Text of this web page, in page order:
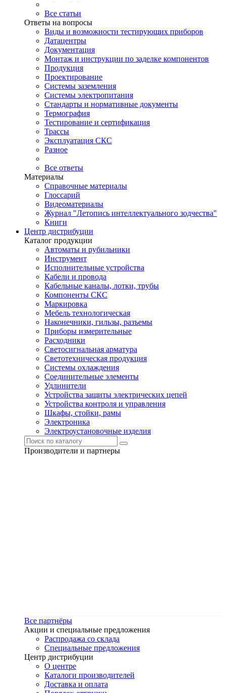
Все статьи
Ответы на вопросы
Виды и возможности тестирующих приборов
Датацентры
Документация
Монтаж и инструкции по заделке компонентов
Продукция
Проектирование
Системы заземления
Системы электропитания
Стандарты и нормативные документы
Термография
Тестирование и сертификация
Трассы
Эксплуатация СКС
Разное
Все ответы
Материалы
Справочные материалы
Глоссарий
Видеоматериалы
Журнал "Летопись интеллектуального зодчества"
Книги
Центр дистрибуции
Каталог продукции
Автоматы и рубильники
Инструмент
Исполнительные устройства
Кабели и провода
Кабельные каналы, лотки, трубы
Компоненты СКС
Маркировка
Мебель технологическая
Наконечники, гильзы, разъемы
Приборы измерительные
Расходники
Светосигнальная арматура
Светотехническая продукция
Системы охлаждения
Соединительные элементы
Удлинители
Устройства защиты электрических цепей
Устройства контроля и управления
Шкафы, стойки, рамы
Электроника
Электроустановочные изделия
Производители и партнеры
Все партнёры
Акции и специальные предложения
Распродажа со склада
Специальные предложения
Центр дистрибуции
О центре
Каталоги производителей
Доставка и оплата